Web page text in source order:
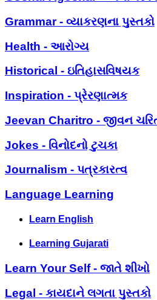
Grammar - વ્યાકરણના પુસ્તકો
Health - આરોગ્ય
Historical - ઇતિહાસવિષયક
Inspiration - પ્રેરણાત્મક
Jeevan Charitro - જીવન
Jokes - વિનોદનો ટુચકા
Journalism - પત્રકારત્વ
Language Learning
Learn English
Learning Gujarati
Learn Your Self - જાતે શીખો
Legal - કાયદાને લગતા પુસ્તકો